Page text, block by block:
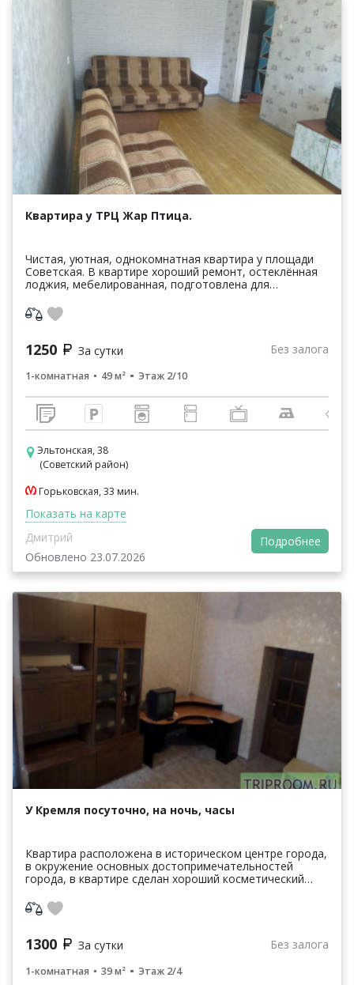
Квартира у ТРЦ Жар Птица.
Чистая, уютная, однокомнатная квартира у площади
Советская. В квартире хороший ремонт, остеклённая
лоджия, мебелированная, подготовлена для
гигиены. ...
1250 За сутки Без залога
1-комнатная 49 м² Этаж 2/10
Эльтонская, 38
(Советский район)
Горьковская, 33 мин.
Показать на карте
Дмитрий
Обновлено 23.07.2026
Подробнее
У Кремля посуточно, на ночь, часы
Квартира расположена в историческом центре города,
в окружение основных достопримечательностей
города, в квартире сделан хороший косметический
1300 За сутки Без залога
1-комнатная 39 м² Этаж 2/4